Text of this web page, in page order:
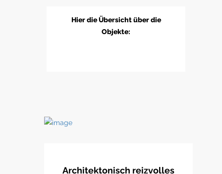
Hier die Übersicht über die
Objekte:
Architektonisch reizvolles